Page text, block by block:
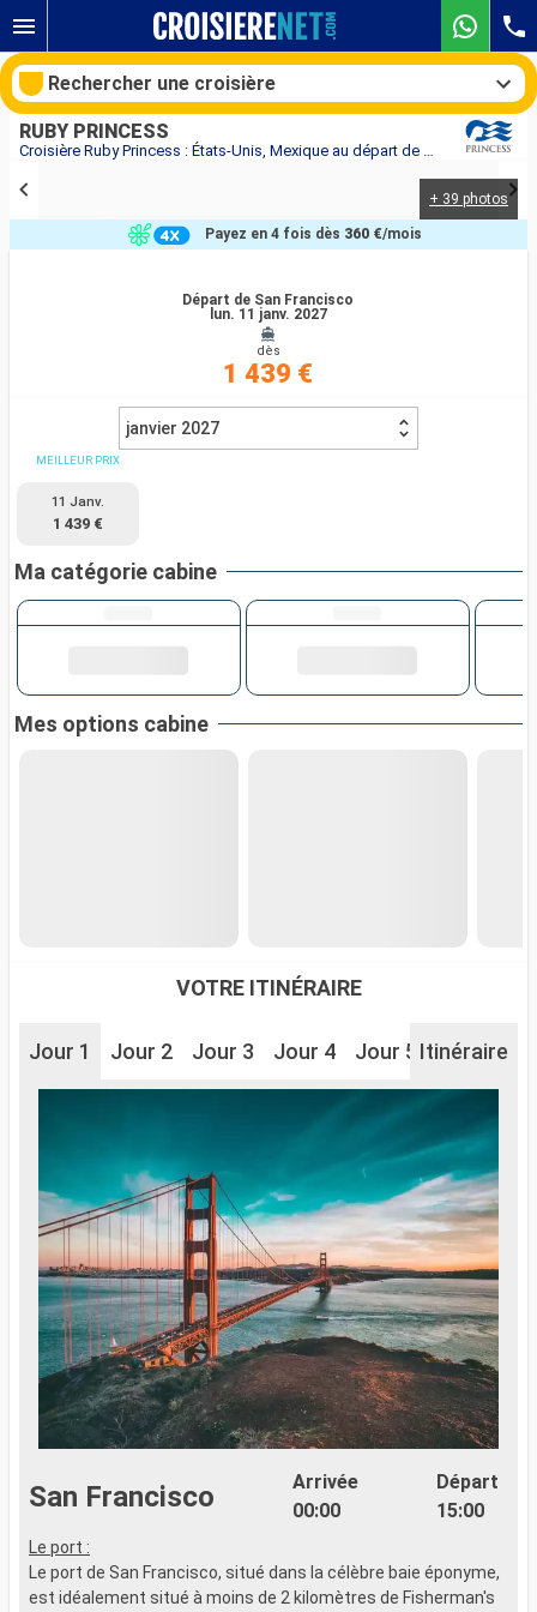
Croisière Ruby Princess : États-Unis, Mexique au départ de San Francisco
RUBY PRINCESS
+ 39 photos
Départ de San Francisco
lun. 11 janv. 2027
dès
1 439 €
Payez en 4 fois dès 360 €/mois
janvier 2027
MEILLEUR PRIX
11 Janv.
1 439 €
Ma catégorie cabine
Mes options cabine
VOTRE ITINÉRAIRE
Jour 1 Jour 2 Jour 3 Jour 4 Jour 5 Jour 6
Itinéraire
San Francisco
Arrivée
00:00
Départ
15:00
Le port :
Le port de San Francisco, situé dans la célèbre baie éponyme,
est idéalement situé à moins de 2 kilomètres de Fisherman's
Rechercher une croisière
Nos destinations
Compagnies
Rechercher